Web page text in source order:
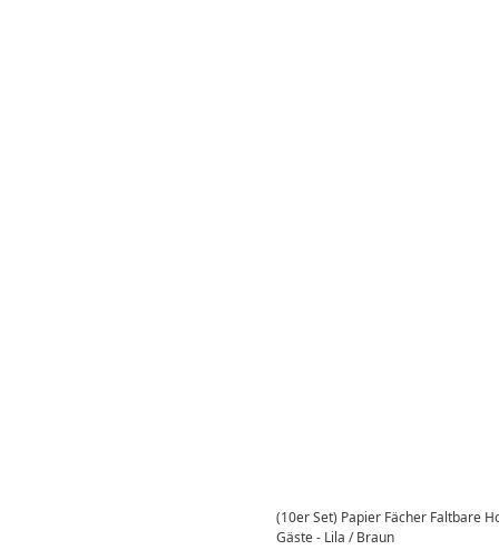
(10er Set) Papier Fächer Faltbare
Gäste - Lila / Braun